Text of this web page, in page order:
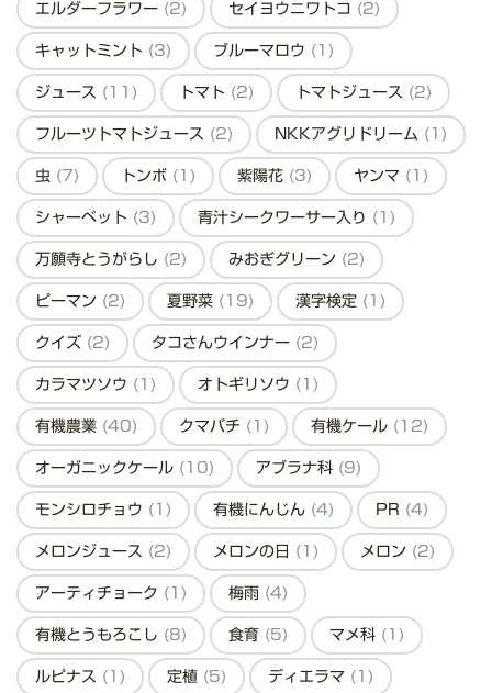
エルダーフラワー (2) セイヨウニワトコ (2)
キャットミント (3) ブルーマロウ (1)
ジュース (11) トマト (2) トマトジュース (2)
フルーツトマトジュース (2) NKKアグリドリーム (1)
虫 (7) トンボ (1) 紫陽花 (3) ヤンマ (1)
シャーベット (3) 青汁シークワーサー入り (1)
万願寺とうがらし (2) みおぎグリーン (2)
ピーマン (2) 夏野菜 (19) 漢字検定 (1)
クイズ (2) タコさんウインナー (2)
カラマツソウ (1) オトギリソウ (1)
有機農業 (40) クマバチ (1) 有機ケール (12)
オーガニックケール (10) アブラナ科 (9)
モンシロチョウ (1) 有機にんじん (4) PR (4)
メロンジュース (2) メロンの日 (1) メロン (2)
アーティチョーク (1) 梅雨 (4)
有機とうもろこし (8) 食育 (5) マメ科 (1)
ルピナス (1) 定植 (5) ディエラマ (1)